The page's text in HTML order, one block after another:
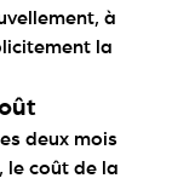
à
la
deux mois
le coût de la